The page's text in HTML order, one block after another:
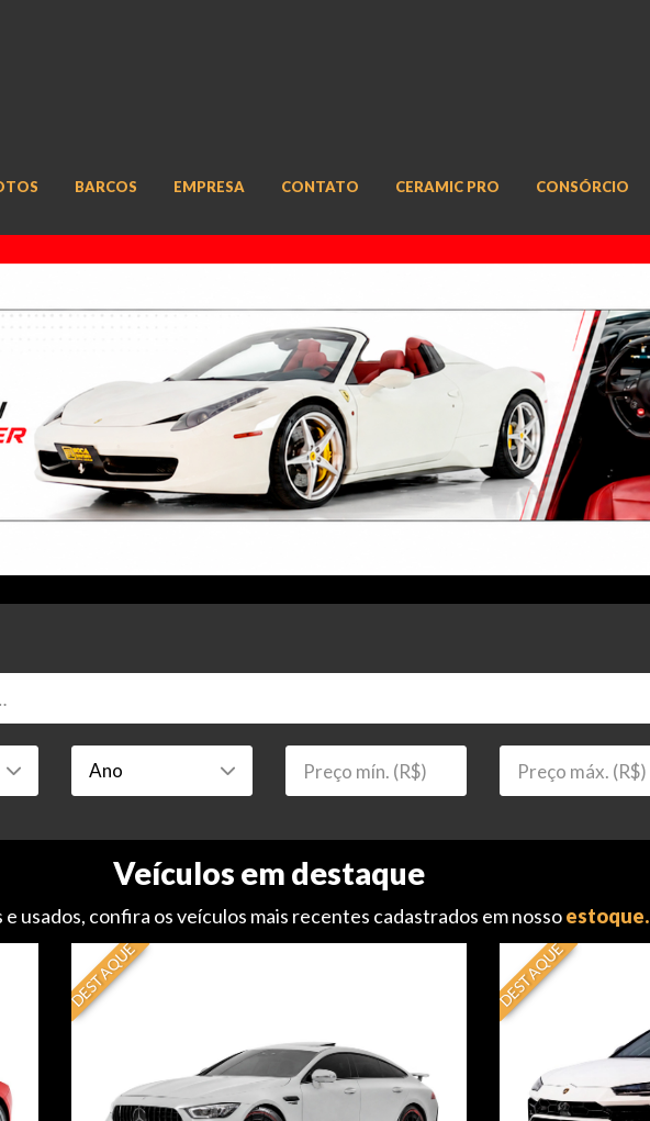
BARCOS EMPRESA CONTATO CERAMIC PRO CONSÓRCIO
Veículos em destaque
e usados, confira os veículos mais recentes cadastrados em nossoestoque.
DESTAQUE DESTAQUE